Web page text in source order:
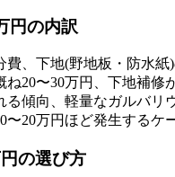
円の内訳
、下地(野地板・防水
20〜30万円、下地補
る傾向、軽量なガルバ
20万円ほど発生するケ
の選び方